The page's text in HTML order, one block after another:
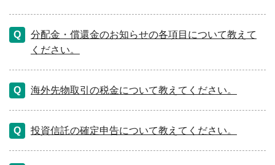
分配金・償還金のお知らせの各項目について教えて
ください。
海外先物取引の税金について教えてください。
投資信託の確定申告について教えてください。